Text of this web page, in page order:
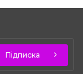
Підписка